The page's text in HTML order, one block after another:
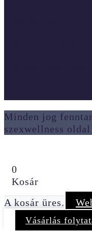
Minden jog
szexwellness oldal
0
Kosár
A kosár üres.
Vásárlás